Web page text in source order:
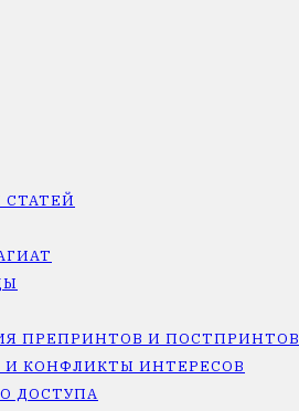
ПРЕПРИНТОВ И ПОСТПРИНТОВ
КОНФЛИКТЫ ИНТЕРЕСОВ
ДОСТУПА